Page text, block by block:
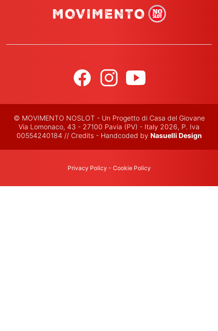
© MOVIMENTO NOSLOT - Un Progetto di Casa del Giovane
Via Lomonaco, 43 - 27100 Pavia (PV) - Italy 2026, P. Iva
00554240184 // Credits - Handcoded by Nasuelli Design
Privacy Policy - Cookie Policy